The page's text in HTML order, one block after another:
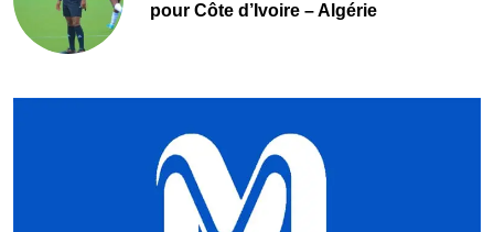
pour Côte d’Ivoire – Algérie